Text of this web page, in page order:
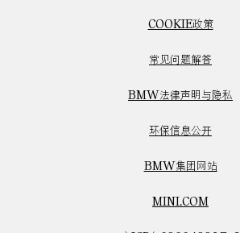
COOKIE政策
常见问题解答
BMW法律声明与隐私
环保信息公开
BMW集团网站
MINI.COM